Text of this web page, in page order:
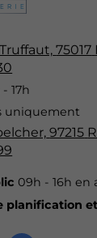
75017
17h
uniquement
97215
09h - 16h en
planification